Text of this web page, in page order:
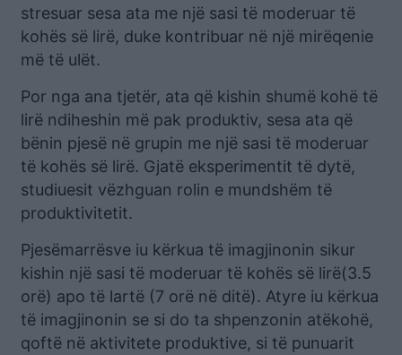
stresuar sesa ata me një sasi të moderuar të
kohës së lirë, duke kontribuar në një mirëqenie
më të ulët.
Por nga ana tjetër, ata që kishin shumë kohë të
lirë ndiheshin më pak produktiv, sesa ata që
bënin pjesë në grupin me një sasi të moderuar
të kohës së lirë. Gjatë eksperimentit të dytë,
studiuesit vëzhguan rolin e mundshëm të
produktivitetit.
Pjesëmarrësve iu kërkua të imagjinonin sikur
kishin një sasi të moderuar të kohës së lirë(3.5
orë) apo të lartë (7 orë në ditë). Atyre iu kërkua
të imagjinonin se si do ta shpenzonin atëkohë,
qoftë në aktivitete produktive, si të punuarit